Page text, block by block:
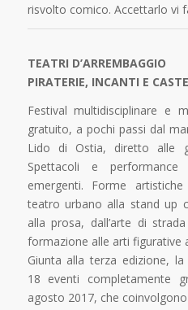
risvolto comico. Accettarlo vi
TEATRI D’ARREMBAGGIO
PIRATERIE, INCANTI E
Festival multidisciplinare e
gratuito, a pochi passi dal
Lido di Ostia, diretto alle
Spettacoli e
emergenti. Forme
teatro urbano alla stand up
alla prosa, dall’arte di
formazione alle arti figurative
Giunta alla terza edizione,
18 eventi completamente
agosto 2017, che